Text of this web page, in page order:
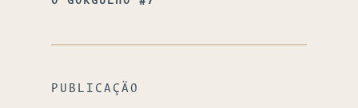
PUBLICAÇÃO